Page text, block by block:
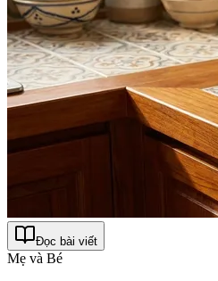
Đọc bài viết
Mẹ và Bé